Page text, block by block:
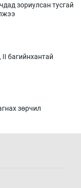
зориулсан тусгай
багийнхантай
зөрчил